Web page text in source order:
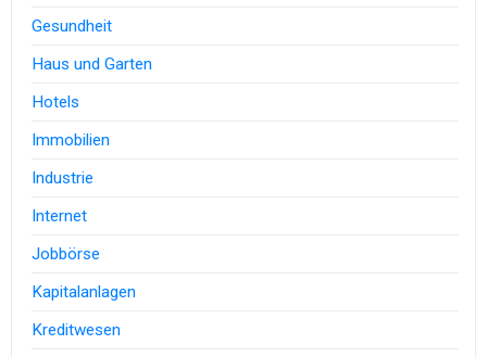
Gesundheit
Haus und Garten
Hotels
Immobilien
Industrie
Internet
Jobbörse
Kapitalanlagen
Kreditwesen